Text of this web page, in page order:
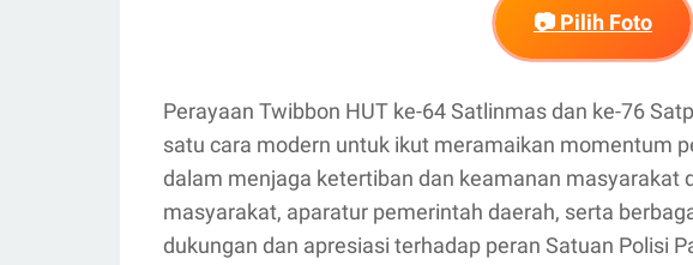
📷 Pilih Foto
Perayaan Twibbon HUT ke-64 Satlinmas dan ke-76
satu cara modern untuk ikut meramaikan momentum
dalam menjaga ketertiban dan keamanan masyarakat
masyarakat, aparatur pemerintah daerah, serta
dukungan dan apresiasi terhadap peran Satuan Polisi